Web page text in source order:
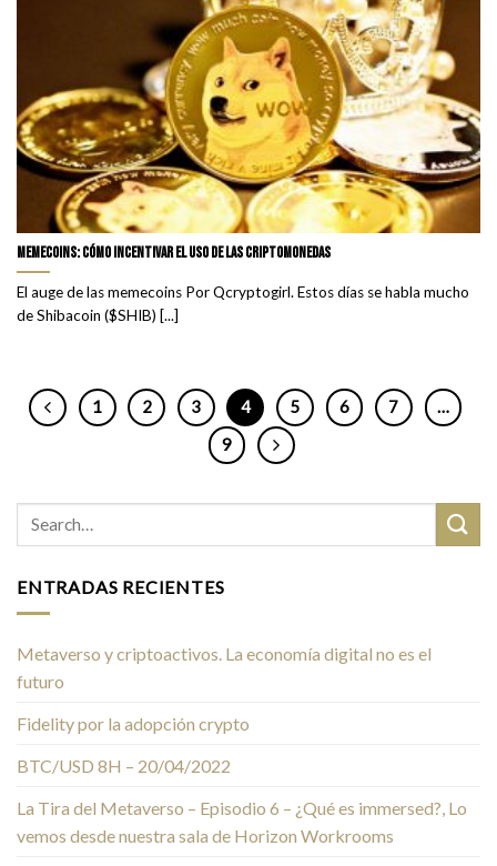
Memecoins: Cómo incentivar el uso de las criptomonedas
El auge de las memecoins Por Qcryptogirl. Estos días se habla mucho
de Shibacoin ($SHIB) [...]
1 2 3 4 5 6 7
…
9
ENTRADAS RECIENTES
Metaverso y criptoactivos. La economía digital no es el
futuro
Fidelity por la adopción crypto
BTC/USD 8H – 20/04/2022
La Tira del Metaverso – Episodio 6 – ¿Qué es immersed?, Lo
vemos desde nuestra sala de Horizon Workrooms